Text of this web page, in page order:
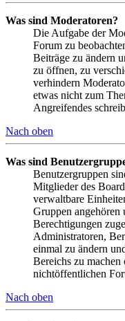
Was sind Moderatoren?
Die Aufgabe der
Forum zu
Beiträge zu ändern
zu öffnen, zu
verhindern
etwas nicht zum
Angreifendes
Nach oben
Was sind
Benutzergruppen
Mitglieder des
verwaltbare
Gruppen angehören
Berechtigungen
Administratoren,
einmal zu ändern
Bereichs zu
nichtöffentlichen
Nach oben